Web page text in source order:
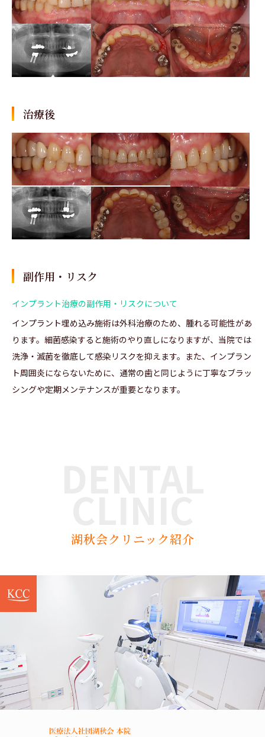
治療後
副作用・リスク
インプラント治療の副作用・リスクについて
インプラント埋め込み施術は外科治療のため、腫れる可能性があ
ります。細菌感染すると施術のやり直しになりますが、当院では
洗浄・滅菌を徹底して感染リスクを抑えます。また、インプラン
ト周囲炎にならないために、通常の歯と同じように丁寧なブラッ
シングや定期メンテナンスが重要となります。
湖秋会クリニック紹介